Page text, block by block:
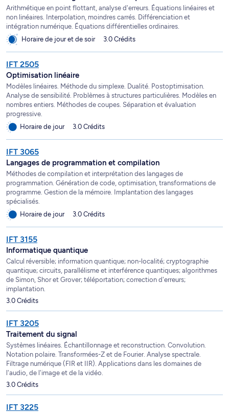
Arithmétique en point flottant, analyse d'erreurs. Équations linéaires et
non linéaires. Interpolation, moindres carrés. Différenciation et
intégration numérique. Équations différentielles ordinaires.
Horaire de jour et de soir
3.0 Crédits
IFT 2505
Optimisation linéaire
Modèles linéaires. Méthode du simplexe. Dualité. Postoptimisation.
Analyse de sensibilité. Problèmes à structures particulières. Modèles en
nombres entiers. Méthodes de coupes. Séparation et évaluation
progressive.
Horaire de jour
3.0 Crédits
IFT 3065
Langages de programmation et compilation
Méthodes de compilation et interprétation des langages de
programmation. Génération de code, optimisation, transformations de
programme. Gestion de la mémoire. Implantation des langages
spécialisés.
Horaire de jour
3.0 Crédits
IFT 3155
Informatique quantique
Calcul réversible; information quantique; non-localité; cryptographie
quantique; circuits, parallélisme et interférence quantiques; algorithmes
de Simon, Shor et Grover; téléportation; correction d'erreurs;
implantation.
3.0 Crédits
IFT 3205
Traitement du signal
Systèmes linéaires. Échantillonnage et reconstruction. Convolution.
Notation polaire. Transformées-Z et de Fourier. Analyse spectrale.
Filtrage numérique (FIR et IIR). Applications dans les domaines de
l'audio, de l'image et de la vidéo.
3.0 Crédits
IFT 3225